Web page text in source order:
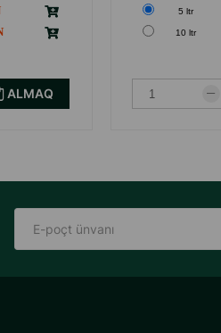
ALMAQ
5 ltr
10 ltr